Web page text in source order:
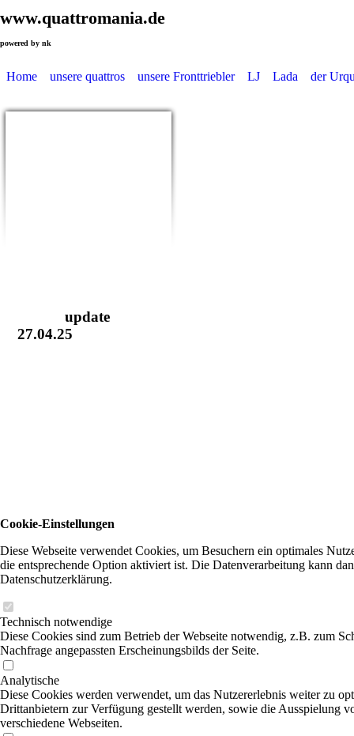
www.quattromania.de
powered by nk
Home unsere quattros unsere Fronttriebler LJ Lada der
update
27.04.25
Cookie-Einstellungen
Diese Webseite verwendet Cookies, um Besuchern ein optimales
die entsprechende Option aktiviert ist. Die Datenverarbeitung kann
Datenschutzerklärung.
Technisch notwendige
Diese Cookies sind zum Betrieb der Webseite notwendig, z.B. zum
Nachfrage angepassten Erscheinungsbilds der Seite.
Analytische
Diese Cookies werden verwendet, um das Nutzererlebnis weiter zu
Drittanbietern zur Verfügung gestellt werden, sowie die Ausspielung
verschiedene Webseiten.